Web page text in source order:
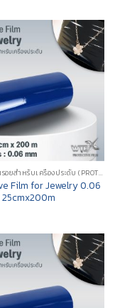
ฟิล์มป้องกันรอยสำหรับเครื่องประดับ (PROTECTIVE FILM FOR JEWELRY)
Film for Jewelry 0.06